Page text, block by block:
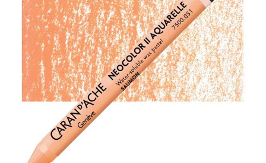
Butiken
Köpvillkor
Angel Policy